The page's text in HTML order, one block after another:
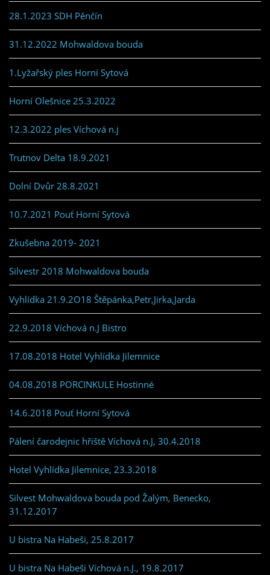
28.1.2023 SDH Pěnčín
31.12.2022 Mohwaldova bouda
1.Lyžařský ples Horní Sytová
Horní Olešnice 25.3.2022
12.3.2022 ples Víchová n.j
Trutnov Delta 18.9.2021
Dolní Dvůr 28.8.2021
10.7.2021 Pouť Horní Sytová
Zkušebna 2019- 2021
Silvestr 2018 Mohwaldova bouda
Vyhlídka 21.9.2O18 Štěpánka,Petr,Jirka,Jarda
22.9.2018 Víchová n.J Bistro
17.08.2018 Hotel Vyhlídka Jilemnice
04.08.2018 PORCINKULE Hostinné
14.6.2018 Pouť Horní Sytová
Pálení čarodejnic hřiště Víchová n.J, 30.4.2018
Hotel Vyhlídka Jilemnice, 23.3.2018
Silvest Mohwaldova bouda pod Žalým, Benecko,
31.12.2017
U bistra Na Habeši, 25.8.2017
U bistra Na Habeši Víchová n.J., 19.8.2017